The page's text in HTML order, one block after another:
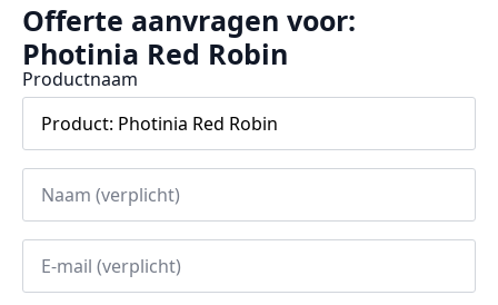
Offerte aanvragen voor:
Photinia Red Robin
Productnaam
Naam
E-
mail